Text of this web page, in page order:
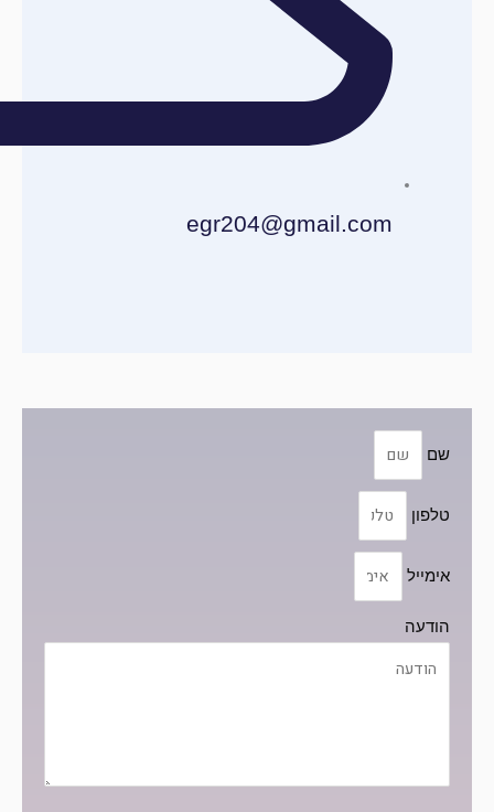
egr204@gmail.com
שם
טלפון
אימייל
הודעה